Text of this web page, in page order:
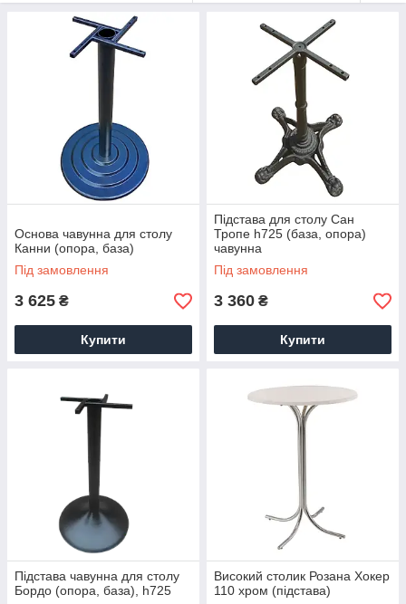
Основа чавунна для столу
Канни (опора, база)
Під замовлення
3 625 ₴
Купити
Підстава для столу Сан
Тропе h725 (база, опора)
чавунна
Під замовлення
3 360 ₴
Купити
Підстава чавунна для столу
Бордо (опора, база), h725
Високий столик Розана Хокер
110 хром (підстава)